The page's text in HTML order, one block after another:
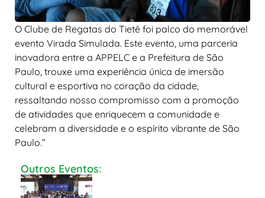
O Clube de Regatas do Tietê foi palco do memorável
evento Virada Simulada. Este evento, uma parceria
inovadora entre a APPELC e a Prefeitura de São
Paulo, trouxe uma experiência única de imersão
cultural e esportiva no coração da cidade,
ressaltando nosso compromisso com a promoção
de atividades que enriquecem a comunidade e
celebram a diversidade e o espírito vibrante de São
Paulo.”
Outros Eventos: